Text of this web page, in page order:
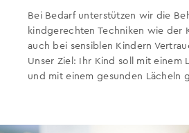
Bei Bedarf unterstützen wir die
kindgerechten Techniken wie der
auch bei sensiblen Kindern
Unser Ziel: Ihr Kind soll mit einem
und mit einem gesunden Lächeln